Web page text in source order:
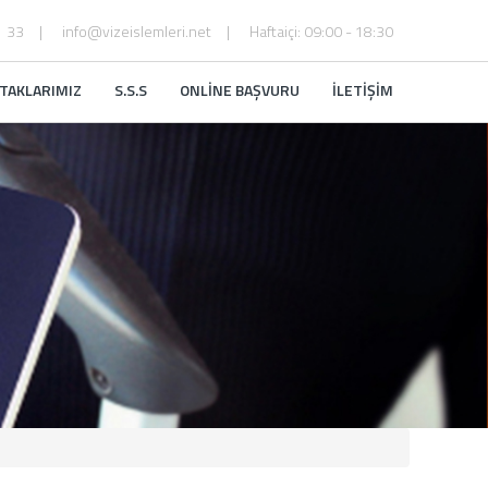
S.S.S ONLİNE BAŞVURU İLETİŞİM
33 info@vizeislemleri.net Haftaiçi: 09:00 - 18:30